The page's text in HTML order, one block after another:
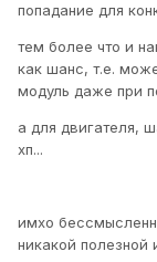
попадание для
тем более что и
как шанс, т.е.
модуль даже при
а для двигателя,
хп...
имхо
никакой полезной